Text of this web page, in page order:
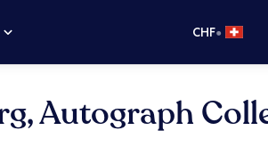
CHF•
Autograph